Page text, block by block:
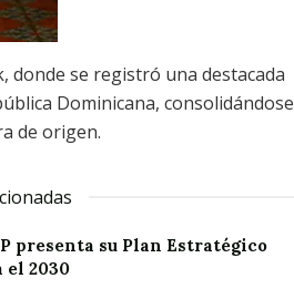
donde se registró una destacada
Dominicana, consolidándose
de origen.
presenta su Plan Estratégico
el 2030